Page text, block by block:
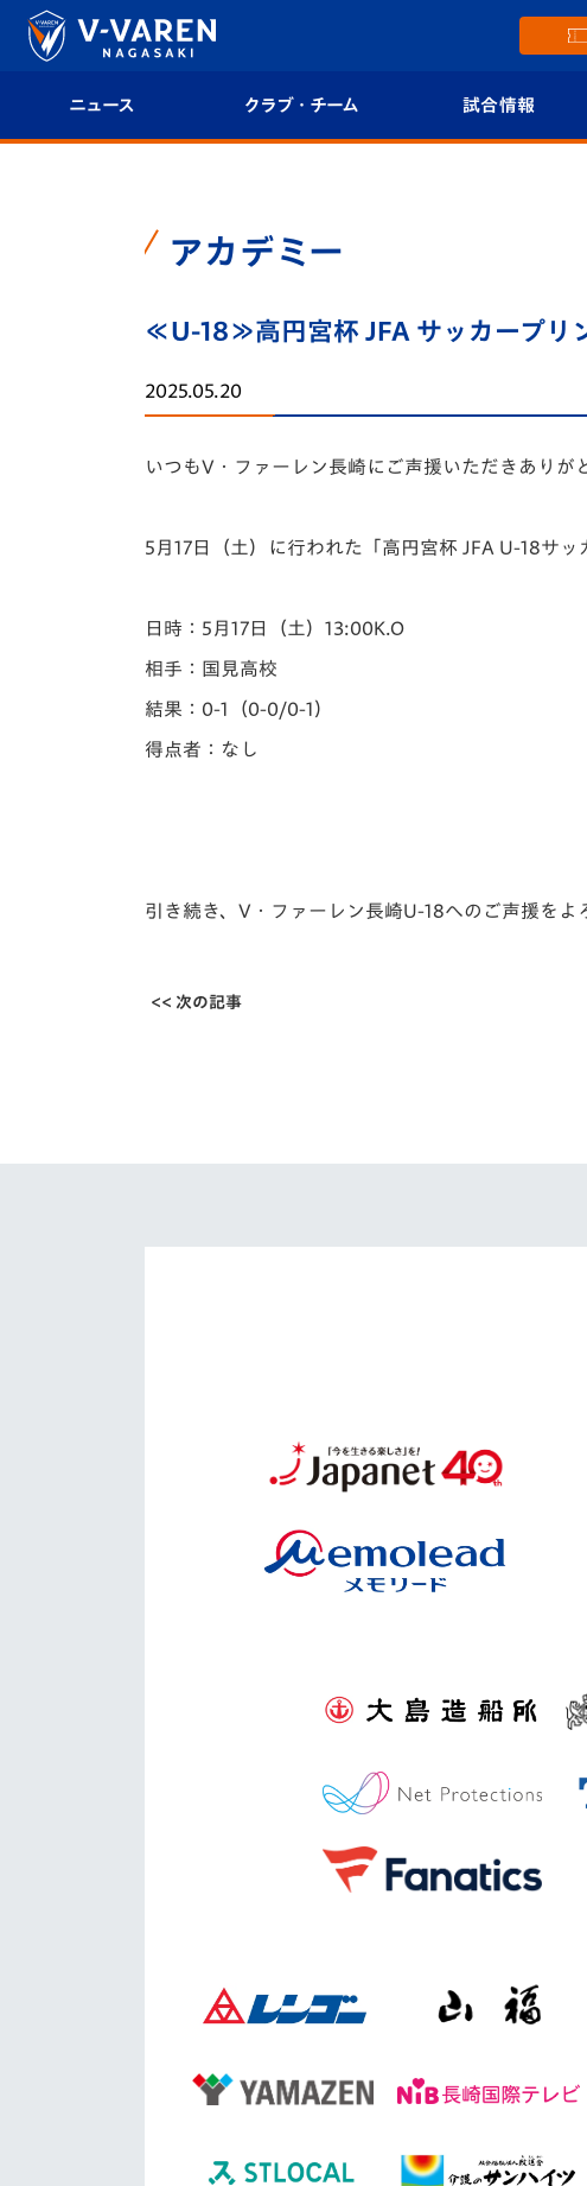
ニュース クラブ・チーム
選手プロフィール
スタッフプロフィール
場）
応援メディア
試合情報
フォトギャラリー
スタジアムグルメ
アカデミー
≪U-18≫高円宮杯 JFA サッカープリ
2025.05.20
いつもV・ファーレン長崎にご声援いただきありが
5月17日（土）に行われた「️高円宮杯 JFA U-18サ
日時：5月17日（土）13:00K.O
相手：国見高校
結果：0-1（0-0/0-1）
得点者：なし
引き続き、V・ファーレン長崎U-18へのご声援をよ
<< 次の記事